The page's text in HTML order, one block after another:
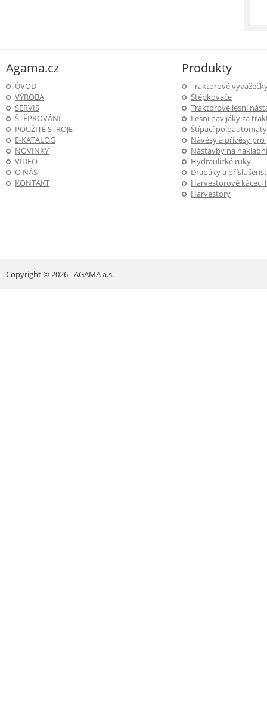
Agama.cz
ÚVOD
VÝROBA
SERVIS
ŠTĚPKOVÁNÍ
POUŽITÉ STROJE
E-KATALOG
NOVINKY
VIDEO
O NÁS
KONTAKT
Produkty
Traktorové
Štěpkovače
Traktorové lesní
Lesní navijáky za
Štípací poloautomaty
Návěsy a přívěsy
Nástavby na
Hydraulické ruky
Drapáky a
Harvestorové kácecí
Harvestory
Copyright © 2026 - AGAMA a.s.